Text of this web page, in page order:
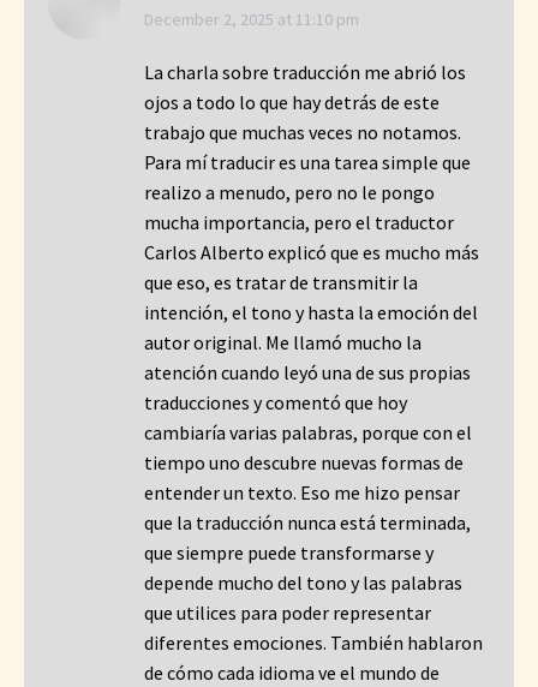
says:
December 2, 2025 at 11:10 pm
La charla sobre traducción me abrió los
ojos a todo lo que hay detrás de este
trabajo que muchas veces no notamos.
Para mí traducir es una tarea simple que
realizo a menudo, pero no le pongo
mucha importancia, pero el traductor
Carlos Alberto explicó que es mucho más
que eso, es tratar de transmitir la
intención, el tono y hasta la emoción del
autor original. Me llamó mucho la
atención cuando leyó una de sus propias
traducciones y comentó que hoy
cambiaría varias palabras, porque con el
tiempo uno descubre nuevas formas de
entender un texto. Eso me hizo pensar
que la traducción nunca está terminada,
que siempre puede transformarse y
depende mucho del tono y las palabras
que utilices para poder representar
diferentes emociones. También hablaron
de cómo cada idioma ve el mundo de